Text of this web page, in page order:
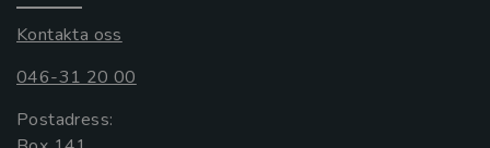
Kontakta oss
046-31 20 00
Postadress: